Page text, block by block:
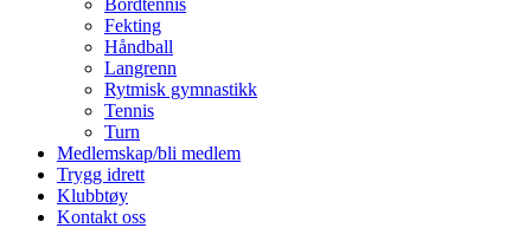
Bordtennis
Fekting
Håndball
Langrenn
Rytmisk gymnastikk
Tennis
Turn
Medlemskap/bli medlem
Trygg idrett
Klubbtøy
Kontakt oss